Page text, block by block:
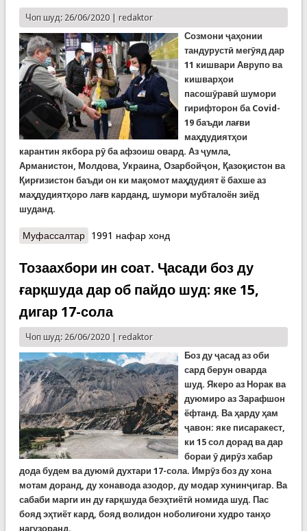
Чоп шуд: 26/06/2020 | redaktor
Созмони ҷаҳонии
тандурустӣ мегӯяд дар
11 кишвари Аврупо ва
кишварҳои
пасошӯравӣ шумори
гирифторон ба Covid-
19 баъди лағви
маҳдудиятҳои
карантин якбора рӯ ба афзоиш овард. Аз ҷумла,
Арманистон, Молдова, Украина, Озарбойҷон, Қазоқистон ва
Қирғизистон баъди он ки мақомот маҳдудият ё бахше аз
маҳдудиятҳоро лағв карданд, шумори мубталоён зиёд
шуданд.
Муфассалтаро Нигаронии Созмонии ҷаҳонии тандурустӣ аз
мамолики пасошӯравӣ
1991 нафар хонд
Тозаахбори ин соат. Ҷасади боз ду
ғарқшуда дар об пайдо шуд: яке 15,
дигар 17-сола
Чоп шуд: 26/06/2020 | redaktor
Боз ду ҷасад аз оби
сард берун оварда
шуд. Якеро аз Норак ва
дуюмиро аз Зарафшон
ёфтанд. Ва ҳарду ҳам
ҷавон: яке писаракест,
ки 15 сол дорад ва дар
бораи ӯ дирӯз хабар
дода будем ва дуюмӣ духтари 17-сола. Имрӯз боз ду хона
мотам доранд, ду хонавода азодор, ду модар хунинҷигар. Ва
сабаби марги ин ду ғарқшуда беэҳтиётӣ номида шуд. Пас
бояд эҳтиёт кард, бояд волидон ноболиғони худро танҳо
нагузоранд.